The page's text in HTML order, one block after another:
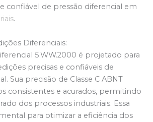
confiável de pressão diferencial em
.
Diferenciais:
5.WW.2000 é projetado para
precisas e confiáveis de
Sua precisão de Classe C ABNT
consistentes e acurados, permitindo
dos processos industriais. Essa
para otimizar a eficiência dos